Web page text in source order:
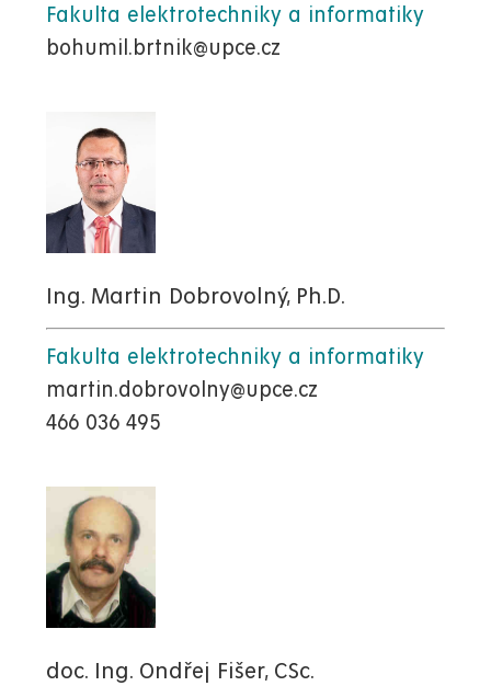
Fakulta elektrotechniky a informatiky
bohumil.brtnik@upce.cz
Ing. Martin Dobrovolný, Ph.D.
Fakulta elektrotechniky a informatiky
martin.dobrovolny@upce.cz
466 036 495
doc. Ing. Ondřej Fišer, CSc.